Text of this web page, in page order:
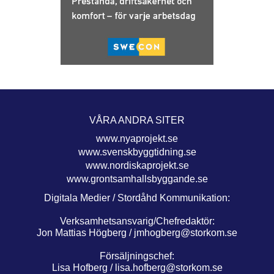
VÅRA ANDRA SITER
www.nyaprojekt.se
www.svenskbyggtidning.se
www.nordiskaprojekt.se
www.grontsamhallsbyggande.se
Digitala Medier / Stordåhd Kommunikation:
Verksamhetsansvarig/Chefredaktör:
Jon Mattias Högberg / jmhogberg@storkom.se
Försäljningschef:
Lisa Hofberg / lisa.hofberg@storkom.se